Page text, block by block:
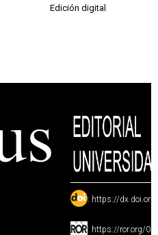
Edición digital
: https://
: https://ror.org/